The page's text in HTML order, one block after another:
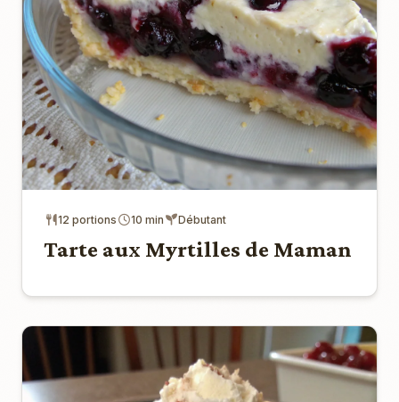
12 portions 10 min Débutant
Tarte aux Myrtilles de Maman